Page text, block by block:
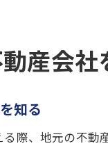
高
産会
知る
際、地元の不動